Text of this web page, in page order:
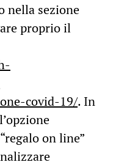
nella sezione
proprio il
covid-19/. In
on line”